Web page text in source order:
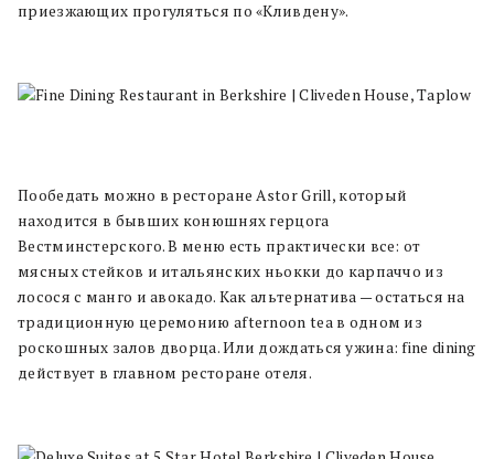
приезжающих прогуляться по «Кливдену».
Пообедать можно в ресторане Astor Grill, который
находится в бывших конюшнях герцога
Вестминстерского. В меню есть практически все: от
мясных стейков и итальянских ньокки до карпаччо из
лосося с манго и авокадо. Как альтернатива — остаться на
традиционную церемонию afternoon tea в одном из
роскошных залов дворца. Или дождаться ужина: fine dining
действует в главном ресторане отеля.